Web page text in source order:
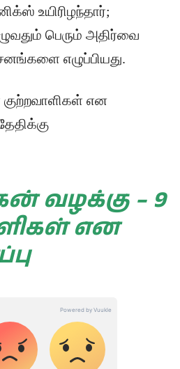
உயிரிழந்தார்;
பெரும் அதிர்வை
எழுப்பியது.
என
வழக்கு – 9
என